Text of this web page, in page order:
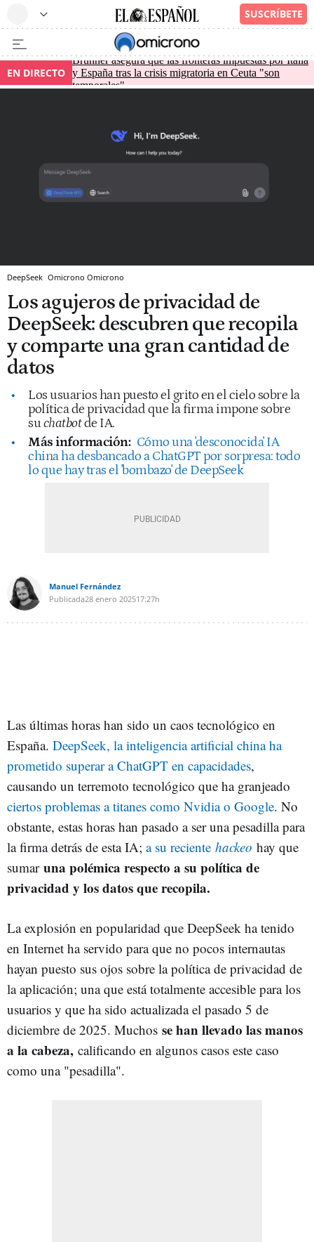
EN DIRECTO
Brunner asegura que las fronteras impuestas por Italia
y España tras la crisis migratoria en Ceuta "son
temporales"
DeepSeek Omicrono Omicrono
Los agujeros de privacidad de
DeepSeek: descubren que recopila
y comparte una gran cantidad de
datos
Los usuarios han puesto el grito en el cielo sobre la
política de privacidad que la firma impone sobre
suchatbotde IA.
Más información: Cómo una 'desconocida' IA
china ha desbancado a ChatGPT por sorpresa: todo
lo que hay tras el 'bombazo' de DeepSeek
Manuel Fernández
Publicada28 enero 202517:27h
Las últimas horas han sido un caos tecnológico en
España. DeepSeek, la inteligencia artificial china ha
prometido superar a ChatGPT en capacidades,
causando un terremoto tecnológico que ha granjeado
ciertos problemas a titanes como Nvidia o Google. No
obstante, estas horas han pasado a ser una pesadilla para
la firma detrás de esta IA; a su reciente hackeo hay que
sumar una polémica respecto a su política de
privacidad y los datos que recopila.
La explosión en popularidad que DeepSeek ha tenido
en Internet ha servido para que no pocos internautas
hayan puesto sus ojos sobre la política de privacidad de
la aplicación; una que está totalmente accesible para los
usuarios y que ha sido actualizada el pasado 5 de
diciembre de 2025. Muchos se han llevado las manos
a la cabeza, calificando en algunos casos este caso
como una "pesadilla".